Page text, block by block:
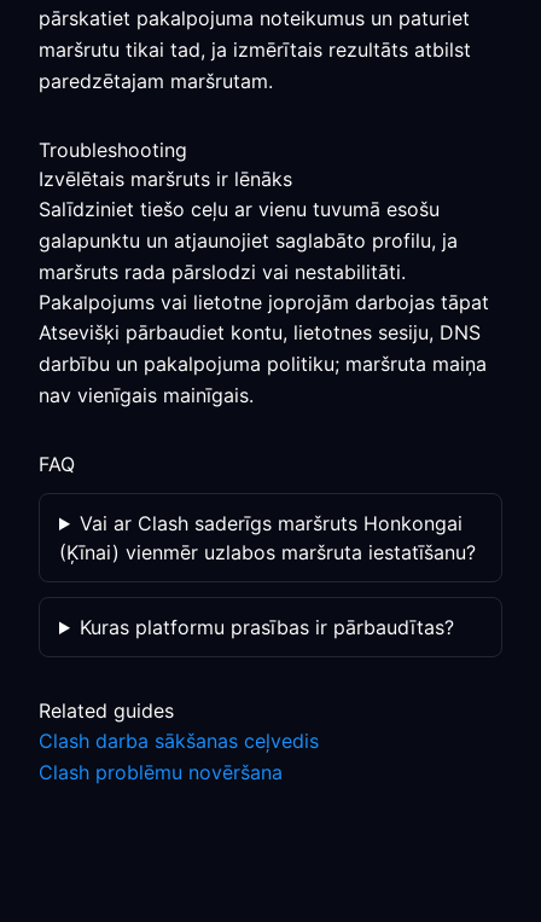
pārskatiet pakalpojuma noteikumus un paturiet
maršrutu tikai tad, ja izmērītais rezultāts atbilst
paredzētajam maršrutam.
Troubleshooting
Izvēlētais maršruts ir lēnāks
Salīdziniet tiešo ceļu ar vienu tuvumā esošu
galapunktu un atjaunojiet saglabāto profilu, ja
maršruts rada pārslodzi vai nestabilitāti.
Pakalpojums vai lietotne joprojām darbojas tāpat
Atsevišķi pārbaudiet kontu, lietotnes sesiju, DNS
darbību un pakalpojuma politiku; maršruta maiņa
nav vienīgais mainīgais.
FAQ
Vai ar Clash saderīgs maršruts Honkongai
(Ķīnai) vienmēr uzlabos maršruta iestatīšanu?
Kuras platformu prasības ir pārbaudītas?
Related guides
Clash darba sākšanas ceļvedis
Clash problēmu novēršana